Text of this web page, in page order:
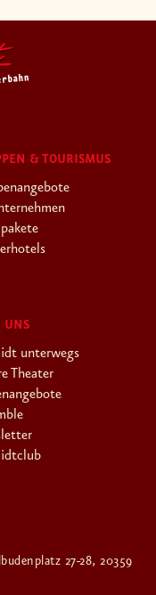
& TOURISMUS
UNS
unterwegs
Theater
27-28, 20359